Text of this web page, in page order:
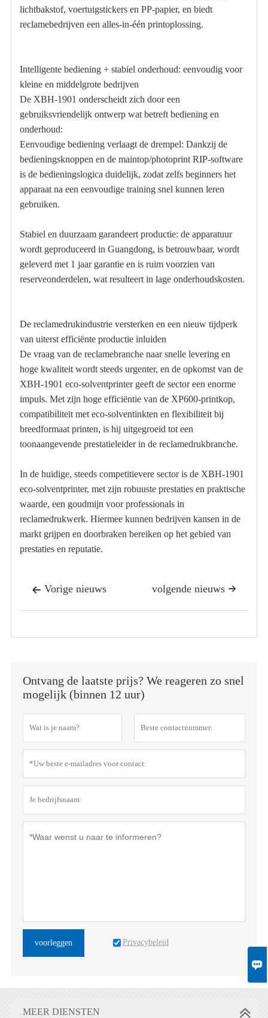

lichtbakstof, voertuigstickers en PP-papier, en biedt
reclamebedrijven een alles-in-één printoplossing.
Intelligente bediening + stabiel onderhoud: eenvoudig voor
kleine en middelgrote bedrijven
De XBH-1901 onderscheidt zich door een
gebruiksvriendelijk ontwerp wat betreft bediening en
onderhoud:
Eenvoudige bediening verlaagt de drempel: Dankzij de
bedieningsknoppen en de maintop/photoprint RIP-software
is de bedieningslogica duidelijk, zodat zelfs beginners het
apparaat na een eenvoudige training snel kunnen leren
gebruiken.
Stabiel en duurzaam garandeert productie: de apparatuur
wordt geproduceerd in Guangdong, is betrouwbaar, wordt
geleverd met 1 jaar garantie en is ruim voorzien van
reserveonderdelen, wat resulteert in lage onderhoudskosten.
De reclamedrukindustrie versterken en een nieuw tijdperk
van uiterst efficiënte productie inluiden
De vraag van de reclamebranche naar snelle levering en
hoge kwaliteit wordt steeds urgenter, en de opkomst van de
XBH-1901 eco-solventprinter geeft de sector een enorme
impuls. Met zijn hoge efficiëntie van de XP600-printkop,
compatibiliteit met eco-solventinkten en flexibiliteit bij
breedformaat printen, is hij uitgegroeid tot een
toonaangevende prestatieleider in de reclamedrukbranche.
In de huidige, steeds competitievere sector is de XBH-1901
eco-solventprinter, met zijn robuuste prestaties en praktische
waarde, een goudmijn voor professionals in
reclamedrukwerk. Hiermee kunnen bedrijven kansen in de
markt grijpen en doorbraken bereiken op het gebied van
prestaties en reputatie.
 Vorige nieuws 
volgende nieuws
Ontvang de laatste prijs? We reageren zo snel
mogelijk (binnen 12 uur)
voorleggen Privacybeleid
MEER DIENSTEN